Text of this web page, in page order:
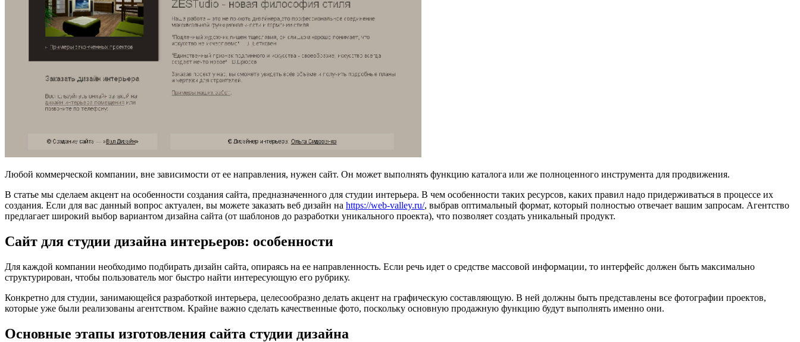
Любой коммерческой компании, вне зависимости от ее направления, нужен сайт. Он может выполнять функцию каталога или же полноценного инструмента для продвижения.
В статье мы сделаем акцент на особенности создания сайта, предназначенного для студии интерьера. В чем особенности таких ресурсов, каких правил надо придерживаться в процессе их
создания. Если для вас данный вопрос актуален, вы можете заказать веб дизайн на https://web-valley.ru/, выбрав оптимальный формат, который полностью отвечает вашим запросам. Агентство
предлагает широкий выбор вариантом дизайна сайта (от шаблонов до разработки уникального проекта), что позволяет создать уникальный продукт.
Сайт для студии дизайна интерьеров: особенности
Для каждой компании необходимо подбирать дизайн сайта, опираясь на ее направленность. Если речь идет о средстве массовой информации, то интерфейс должен быть максимально
структурирован, чтобы пользователь мог быстро найти интересующую его рубрику.
Конкретно для студии, занимающейся разработкой интерьера, целесообразно делать акцент на графическую составляющую. В ней должны быть представлены все фотографии проектов,
которые уже были реализованы агентством. Крайне важно сделать качественные фото, поскольку основную продажную функцию будут выполнять именно они.
Основные этапы изготовления сайта студии дизайна